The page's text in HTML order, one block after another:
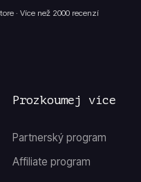
· Více než 2000 recenzí
Prozkoumej více
Partnerský program
Affiliate program